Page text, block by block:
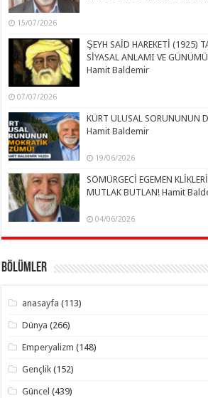
15/07/2026
ŞEYH SAİD HAREKETİ (1925)
SİYASAL ANLAMI VE
Hamit Baldemir
07/07/2026
KÜRT ULUSAL SORUNUNUN
Hamit Baldemir
19/06/2026
SÖMÜRGECİ EGEMEN
MUTLAK BUTLAN! Hamit
04/06/2026
Bölümler
anasayfa (113)
Dünya (266)
Emperyalizm (148)
Gençlik (152)
Güncel (439)